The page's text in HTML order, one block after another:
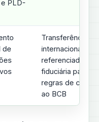
PLD-
de
Transferências
internacionais e
referenciados
fiduciária
regras de
ao BCB